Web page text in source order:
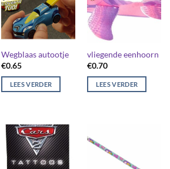
Wegblaas autootje
€0.65
LEES VERDER
vliegende eenhoorn
€0.70
LEES VERDER